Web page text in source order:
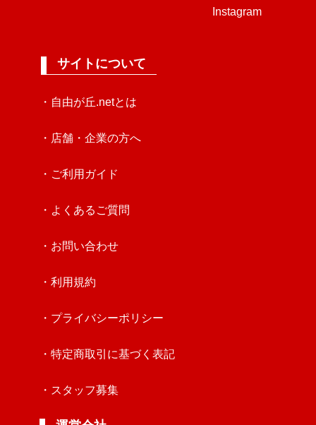
Instagram
サイトについて
・自由が丘.netとは
・店舗・企業の方へ
・ご利用ガイド
・よくあるご質問
・お問い合わせ
・利用規約
・プライバシーポリシー
・特定商取引に基づく表記
・スタッフ募集